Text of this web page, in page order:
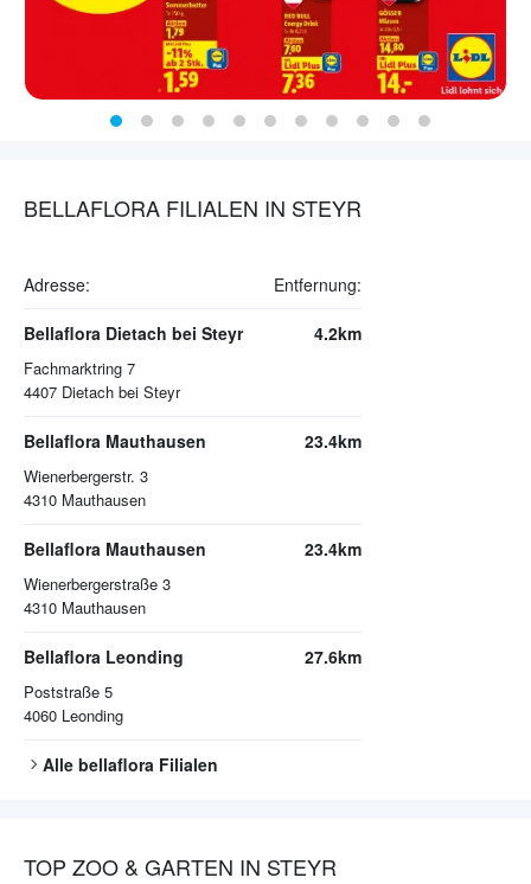
BELLAFLORA FILIALEN IN STEYR
Adresse: Entfernung:
Bellaflora Dietach bei Steyr
Fachmarktring 7
4407 Dietach bei Steyr
4.2km
Bellaflora Mauthausen
Wienerbergerstr. 3
4310 Mauthausen
23.4km
Bellaflora Mauthausen
Wienerbergerstraße 3
4310 Mauthausen
23.4km
Bellaflora Leonding
Poststraße 5
4060 Leonding
27.6km
Alle bellaflora Filialen
TOP ZOO & GARTEN IN STEYR